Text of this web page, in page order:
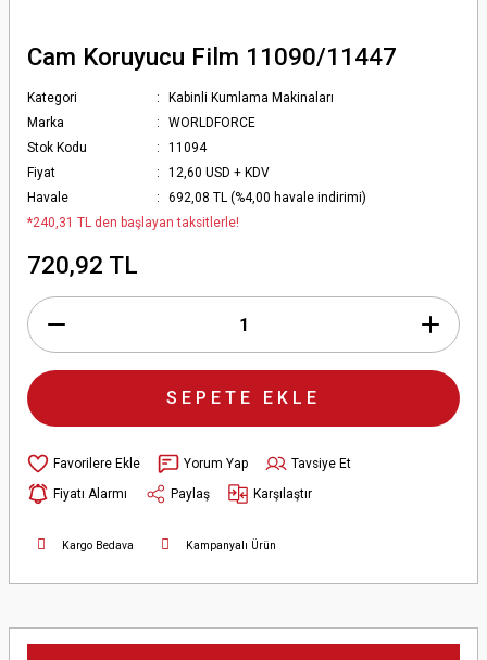
Cam Koruyucu Film 11090/11447
Kategori
Kabinli Kumlama Makinaları
Marka
WORLDFORCE
Stok Kodu
11094
Fiyat
12,60 USD + KDV
Havale
692,08 TL (%4,00 havale indirimi)
*240,31 TL den başlayan taksitlerle!
720,92 TL
SEPETE EKLE
Yorum Yap
Tavsiye Et
Fiyatı Alarmı
Paylaş Karşılaştır
Kargo Bedava Kampanyalı Ürün